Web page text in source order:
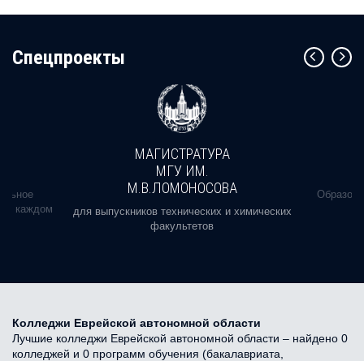
Cпецпроекты
в каждом
МАГИСТРАТУРА
МГУ ИМ.
М.В.ЛОМОНОСОВА
для выпускников технических и химических
факультетов
Колледжи Еврейской автономной области
Лучшие колледжи Еврейской автономной области – найдено 0
колледжей и 0 программ обучения (бакалавриата,